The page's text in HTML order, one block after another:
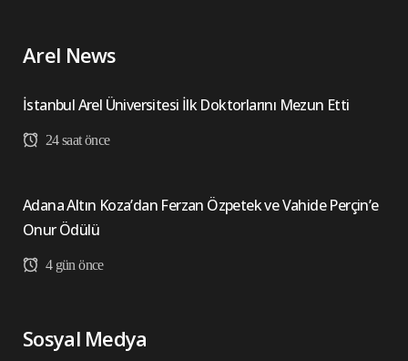
Arel News
İstanbul Arel Üniversitesi İlk Doktorlarını Mezun Etti
24 saat önce
Adana Altın Koza’dan Ferzan Özpetek ve Vahide Perçin’e
Onur Ödülü
4 gün önce
Sosyal Medya